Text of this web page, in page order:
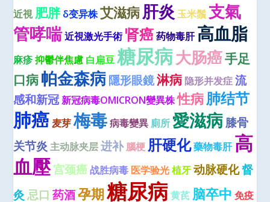
近視 肥胖 δ变异株艾滋病肝炎 玉米鬚 支氣
管哮喘近視激光手術 肾癌 药物毒肝 高血脂
麻疹抑鬱伴焦慮 白扁豆 糖尿病大肠癌手足
口病帕金森病隱形眼鏡淋病 隐形并发症 流
感和新冠新冠病毒OMICRON變異株性病肺结节
肺癌 麦芽 梅毒 病毒變異 廁所 愛滋病膝骨
关节炎 主动脉夹层 进补 腦梗 肝硬化藥物毒肝 高
血壓宫颈癌 战胜病毒 医学验光 植牙 动脉硬化督
灸 忌口 药酒孕期糖尿病 黄芪 脑卒中 免疫